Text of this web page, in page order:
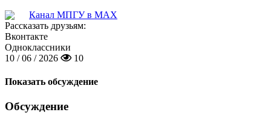
Канал МПГУ в MAX
Рассказать друзьям:
Вконтакте
Одноклассники
10 / 06 / 2026
10
Показать обсуждение
Обсуждение